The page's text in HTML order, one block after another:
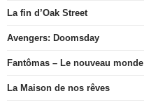
La fin d’Oak Street
Avengers: Doomsday
Fantômas – Le nouveau monde
La Maison de nos rêves